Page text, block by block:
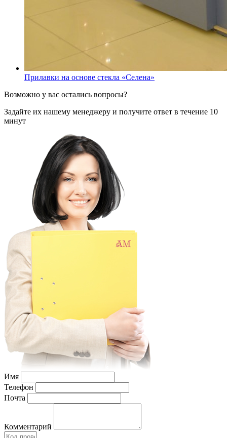
Прилавки на основе стекла «Селена»
Возможно у вас остались вопросы?
Задайте их нашему менеджеру и получите ответ в течение 10
минут
Имя
Телефон
Почта
Комментарий